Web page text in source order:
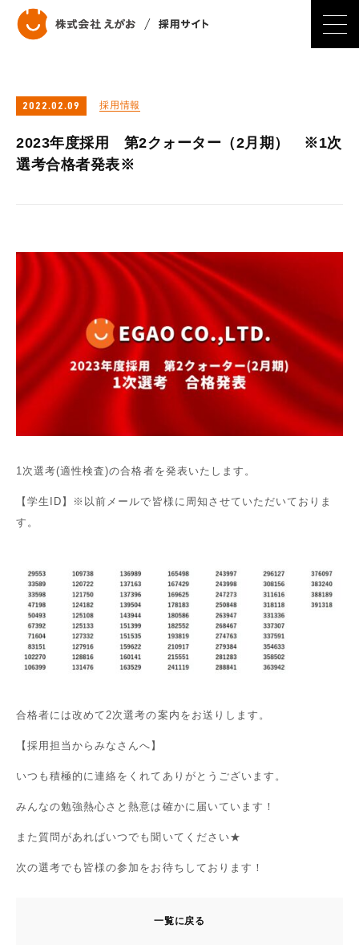
2022.02.09 採用情報
2023年度採用 第2クォーター（2月期） ※1次
選考合格者発表※
1次選考(適性検査)の合格者を発表いたします。
【学生ID】※以前メールで皆様に周知させていただいておりま
す。
合格者には改めて2次選考の案内をお送りします。
【採用担当からみなさんへ】
いつも積極的に連絡をくれてありがとうございます。
みんなの勉強熱心さと熱意は確かに届いています！
また質問があればいつでも聞いてください★
次の選考でも皆様の参加をお待ちしております！
一覧に戻る